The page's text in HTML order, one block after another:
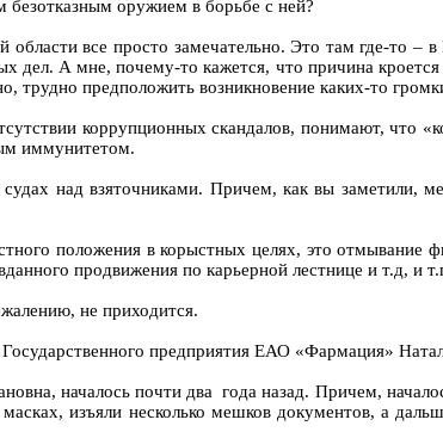
оружием в борьбе с ней?
все просто замечательно. Это там где-то
дел. А мне, почему-то кажется, что причина
предположить возникновение каких-то
коррупционных скандалов, понимают, что
иммунитетом.
над взяточниками. Причем, как вы заметили,
положения в корыстных целях, это
продвижения по карьерной лестнице и т.д, и
не приходится.
предприятия ЕАО «Фармация»
началось почти два года назад. Причем,
изъяли несколько мешков документов, а